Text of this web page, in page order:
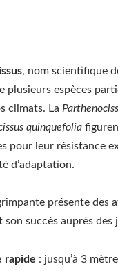
, nom scientifique
plusieurs espèces
climats. La
quinquefolia
pour leur résistance
d’adaptation.
présente des
succès auprès des
rapide : jusqu’à 3